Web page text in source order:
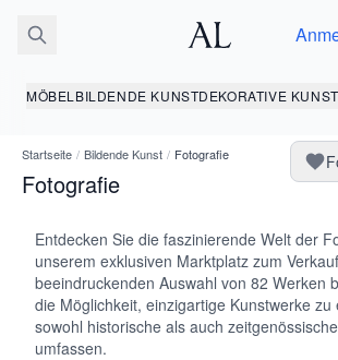
MÖBEL BILDENDE KUNSTDEKORATIVE KUNST
Startseite / Bildende Kunst / Fotografie
Fotografie
Entdecken Sie die faszinierende Welt der
unserem exklusiven Marktplatz zum
beeindruckenden Auswahl von 82 Werken
die Möglichkeit, einzigartige Kunstwerke zu
sowohl historische als auch
umfassen.